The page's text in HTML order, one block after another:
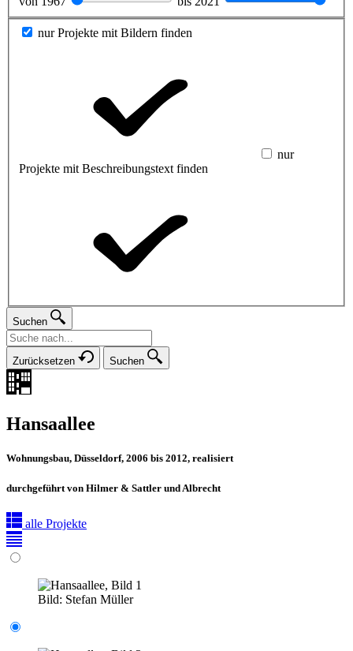
nur Projekte mit Bildern finden
nur
Projekte mit Beschreibungstext finden
Suchen
Zurücksetzen Suchen
Hansaallee
Wohnungsbau, Düsseldorf, 2006 bis 2012, realisiert
durchgeführt von Hilmer & Sattler und Albrecht
alle Projekte
Bild: Stefan Müller